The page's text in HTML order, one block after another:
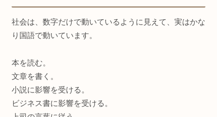
社会は、数字だけで動いているように見えて、実はかな
り国語で動いています。
本を読む。
文章を書く。
小説に影響を受ける。
ビジネス書に影響を受ける。